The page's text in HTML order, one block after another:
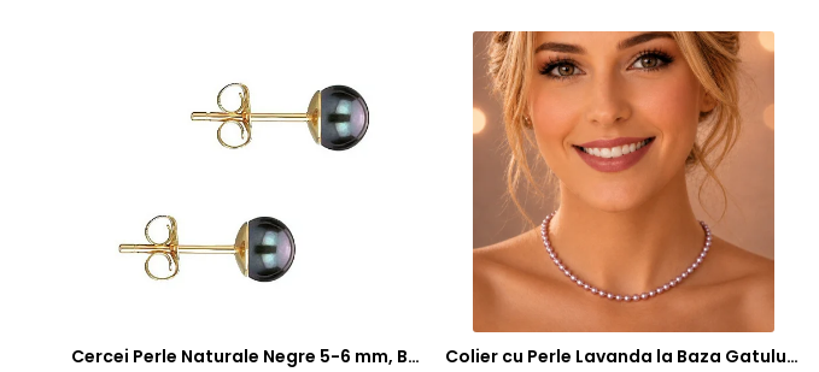
Cercei Perle Naturale Negre 5-6 mm, Buton AAA, Aur 14K (aur 585), Tip Șurub | KASKADDA® Colier cu Perle Lavanda la Baza Gatului, de 4-5 mm, Perle Rare, Calitate AAA+, Aur 14K | KASKADDA®